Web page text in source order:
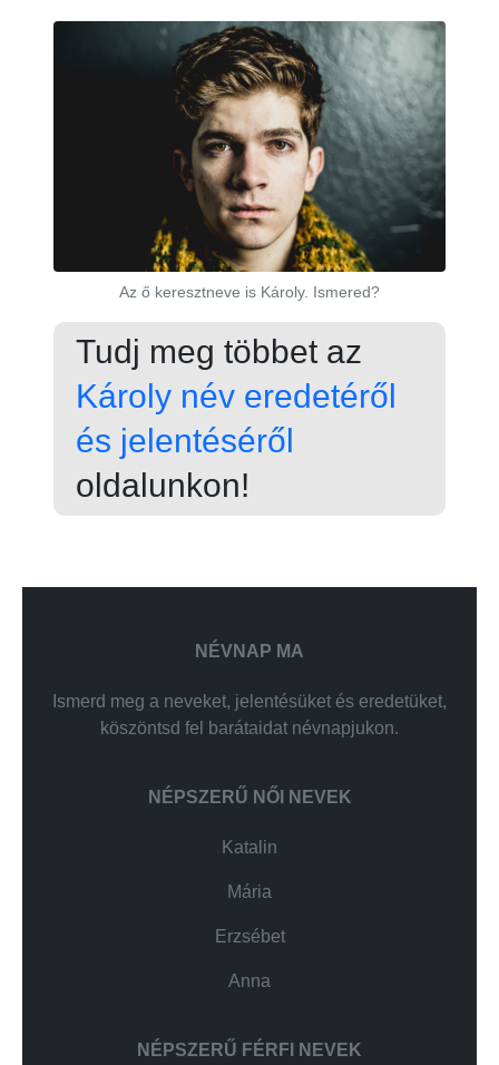
Az ő keresztneve is Károly. Ismered?
Tudj meg többet az
Károly név eredetéről
és jelentéséről
oldalunkon!
NÉVNAP MA
Ismerd meg a neveket, jelentésüket és eredetüket,
köszöntsd fel barátaidat névnapjukon.
NÉPSZERŰ NŐI NEVEK
Katalin
Mária
Erzsébet
Anna
NÉPSZERŰ FÉRFI NEVEK